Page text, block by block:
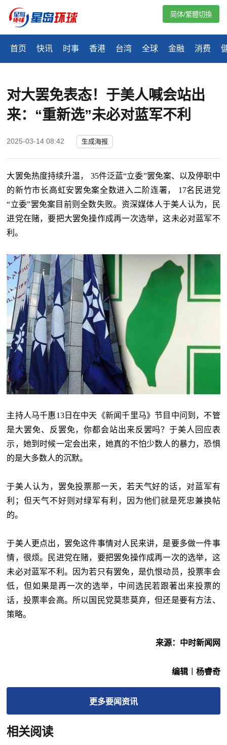
首页 快讯 时事 香港 台湾 全球 金融 消费
简体/繁體切換
对大罢免表态！于美人喊会站出
来：“重新选”未必对蓝军不利
2025-03-14 08:42 生成海报
大罢免热度持续升温，
35件泛蓝“立委”罢免案、以及停职中
的新竹市长高虹安罢免案全数进入二阶连署， 17名民进党
“立委”罢免案目前则全数失败。资深媒体人于美人认为，民
进党在赌，要把大罢免操作成再一次选举，这未必对蓝军不
利。
主持人马千惠13日在中天《新闻千里马》节目中问到，不管
是大罢免、反罢免，你都会站出来反罢吗？于美人回应表
示，她到时候一定会出来，她真的不怕少数人的暴力，恐惧
的是大多数人的沉默。
于美人认为，罢免投票那一天，若天气好的话，对蓝军有
利；但天气不好则对绿军有利，因为他们就是死忠兼换帖
的。
于美人更点出，罢免这件事情对人民来讲，是要多做一件事
情，很烦。民进党在赌，要把罢免操作成再一次的选举，这
未必对蓝军不利。因为若只有罢免，是仇恨动员，投票率会
低，但如果是再一次的选举，中间选民若跟著出来投票的
话，投票率会高。所以国民党莫悲莫弃，但还是要有方法、
策略。
来源：中时新闻网
编辑︱杨睿奇
更多要闻资讯
相关阅读